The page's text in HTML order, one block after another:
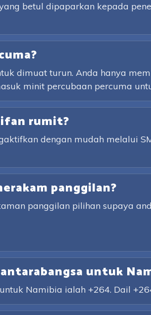
betul dipaparkan kepada
dimuat turun. Anda hanya
minit percubaan percuma
rumit?
dengan mudah melalui
panggilan?
panggilan pilihan supaya
untuk
Namibia ialah +264. Dail